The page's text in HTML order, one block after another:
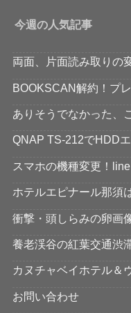
今週の人気記事
両面、片面読み取り
BOOKSCAN解約！プ
ありそうでなかった、
QNAP TS-212でHDD
スマホの機種変更！
ホテルエピナール那須
衝撃・頭しらみの卵画
養老渓谷の紅葉交通渋
カヌチャベイホテル＆
お問い合わせ